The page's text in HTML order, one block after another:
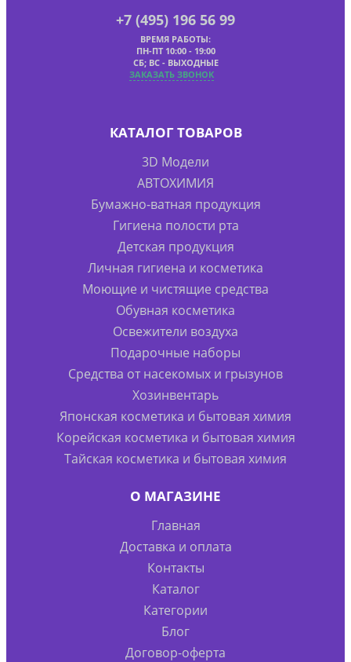
+7 (495) 196 56 99
ВРЕМЯ РАБОТЫ:
ПН-ПТ 10:00 - 19:00
СБ; ВС - ВЫХОДНЫЕ
ЗАКАЗАТЬ ЗВОНОК
КАТАЛОГ ТОВАРОВ
3D Модели
АВТОХИМИЯ
Бумажно-ватная продукция
Гигиена полости рта
Детская продукция
Личная гигиена и косметика
Моющие и чистящие средства
Обувная косметика
Освежители воздуха
Подарочные наборы
Средства от насекомых и грызунов
Хозинвентарь
Японская косметика и бытовая химия
Корейская косметика и бытовая химия
Тайская косметика и бытовая химия
О МАГАЗИНЕ
Главная
Доставка и оплата
Контакты
Каталог
Категории
Блог
Договор-оферта